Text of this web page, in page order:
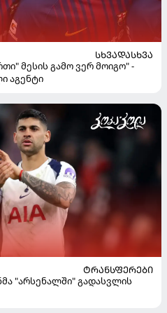
ᲡᲮᲕᲐᲓᲐᲡᲮᲕᲐ
მესის გამო ვერ მოიგო" -
აგენტი
ᲢᲠᲐᲜᲡᲤᲔᲠᲔᲑᲘ
"არსენალში" გადასვლის